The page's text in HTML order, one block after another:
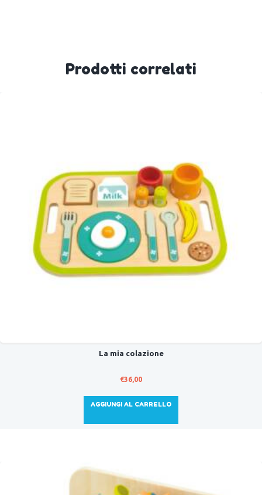
Prodotti correlati
La mia colazione
€36,00
AGGIUNGI AL CARRELLO